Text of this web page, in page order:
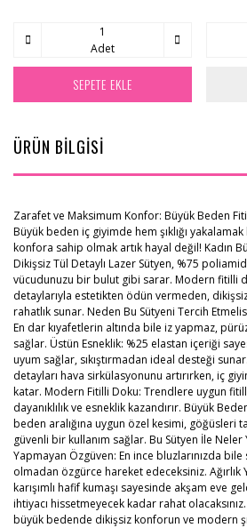
Adet
SEPETE EKLE
ÜRÜN BİLGİSİ
Zarafet ve Maksimum Konfor: Büyük Beden
Büyük beden iç giyimde hem şıklığı
konfora sahip olmak artık hayal değil! Kadın
Dikişsiz Tül Detaylı Lazer Sütyen, %75
vücudunuzu bir bulut gibi sarar. Modern fitilli
detaylarıyla estetikten ödün vermeden,
rahatlık sunar. Neden Bu Sütyeni Tercih
En dar kıyafetlerin altında bile iz yapmaz,
sağlar. Üstün Esneklik: %25 elastan içeriği
uyum sağlar, sıkıştırmadan ideal desteği
detayları hava sirkülasyonunu artırırken, iç
katar. Modern Fitilli Doku: Trendlere uygun
dayanıklılık ve esneklik kazandırır. Büyük
beden aralığına uygun özel kesimi, göğüsleri
güvenli bir kullanım sağlar. Bu Sütyen İle Neler
Yapmayan Özgüven: En ince bluzlarınızda
olmadan özgürce hareket edeceksiniz.
karışımlı hafif kumaşı sayesinde akşam eve
ihtiyacı hissetmeyecek kadar rahat
büyük bedende dikişsiz konforun ve modern